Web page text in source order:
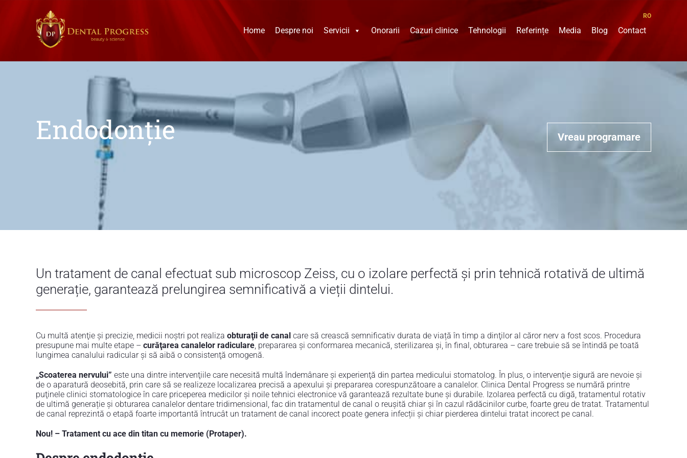
RO
Home Despre noi Servicii Onorarii Cazuri clinice Tehnologii Referințe Media Blog Contact
Endodonţie Vreau programare
Un tratament de canal efectuat sub microscop Zeiss, cu o izolare perfectă și prin tehnică rotativă de ultimă
generație, garantează prelungirea semnificativă a vieții dintelui.
Cu multă atenţie şi precizie, medicii noştri pot realiza obturaţii de canal care să crească semnificativ durata de viață în timp a dinţilor al căror nerv a fost scos. Procedura
presupune mai multe etape – curăţarea canalelor radiculare, prepararea şi conformarea mecanică, sterilizarea şi, în final, obturarea – care trebuie să se întindă pe toată
lungimea canalului radicular şi să aibă o consistenţă omogenă.
„Scoaterea nervului” este una dintre intervenţiile care necesită multă îndemânare şi experienţă din partea medicului stomatolog. În plus, o intervenţie sigură are nevoie şi
de o aparatură deosebită, prin care să se realizeze localizarea precisă a apexului şi prepararea corespunzătoare a canalelor. Clinica Dental Progress se numără printre
puţinele clinici stomatologice în care priceperea medicilor şi noile tehnici electronice vă garantează rezultate bune şi durabile. Izolarea perfectă cu digă, tratamentul rotativ
de ultimă generație și obturarea canalelor dentare tridimensional, fac din tratamentul de canal o reușită chiar și în cazul rădăcinilor curbe, foarte greu de tratat. Tratamentul
de canal reprezintă o etapă foarte importantă întrucât un tratament de canal incorect poate genera infecții și chiar pierderea dintelui tratat incorect pe canal.
Nou! – Tratament cu ace din titan cu memorie (Protaper).